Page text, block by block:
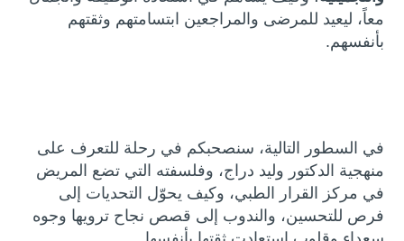
معاً، ليعيد للمرضى والمراجعين ابتسامتهم وثقتهم
بأنفسهم.
في السطور التالية، سنصحبكم في رحلة للتعرف على
منهجية الدكتور وليد دراج، وفلسفته التي تضع المريض
في مركز القرار الطبي، وكيف يحوّل التحديات إلى
فرص للتحسين، والندوب إلى قصص نجاح ترويها وجوه